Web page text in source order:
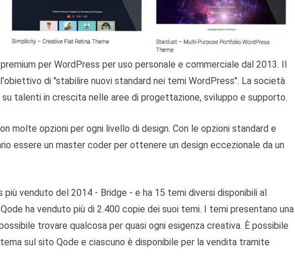
per WordPress per uso personale e commerciale dal 2013. Il
di "stabilire nuovi standard nei temi WordPress". La società
talenti in crescita nelle aree di progettazione, sviluppo e supporto.
molte opzioni per ogni livello di design. Con le opzioni standard e
essere un master coder per ottenere un design eccezionale da un
venduto del 2014 - Bridge - e ha 15 temi diversi disponibili al
ha venduto più di 2.400 copie dei suoi temi. I temi presentano una
trovare qualcosa per quasi ogni esigenza creativa. È possibile
sul sito Qode e ciascuno è disponibile per la vendita tramite